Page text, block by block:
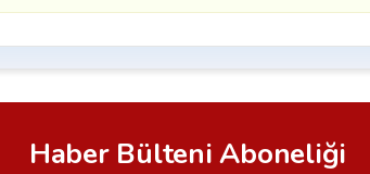
Haber Bülteni Aboneliği